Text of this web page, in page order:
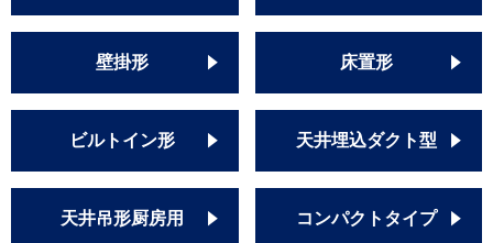
壁掛形 床置形
ビルトイン形 天井埋込ダクト型
天井吊形厨房用 コンパクトタイプ